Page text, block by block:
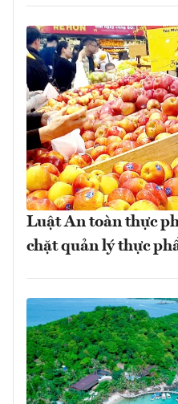
Luật An toàn thực
chặt quản lý thực